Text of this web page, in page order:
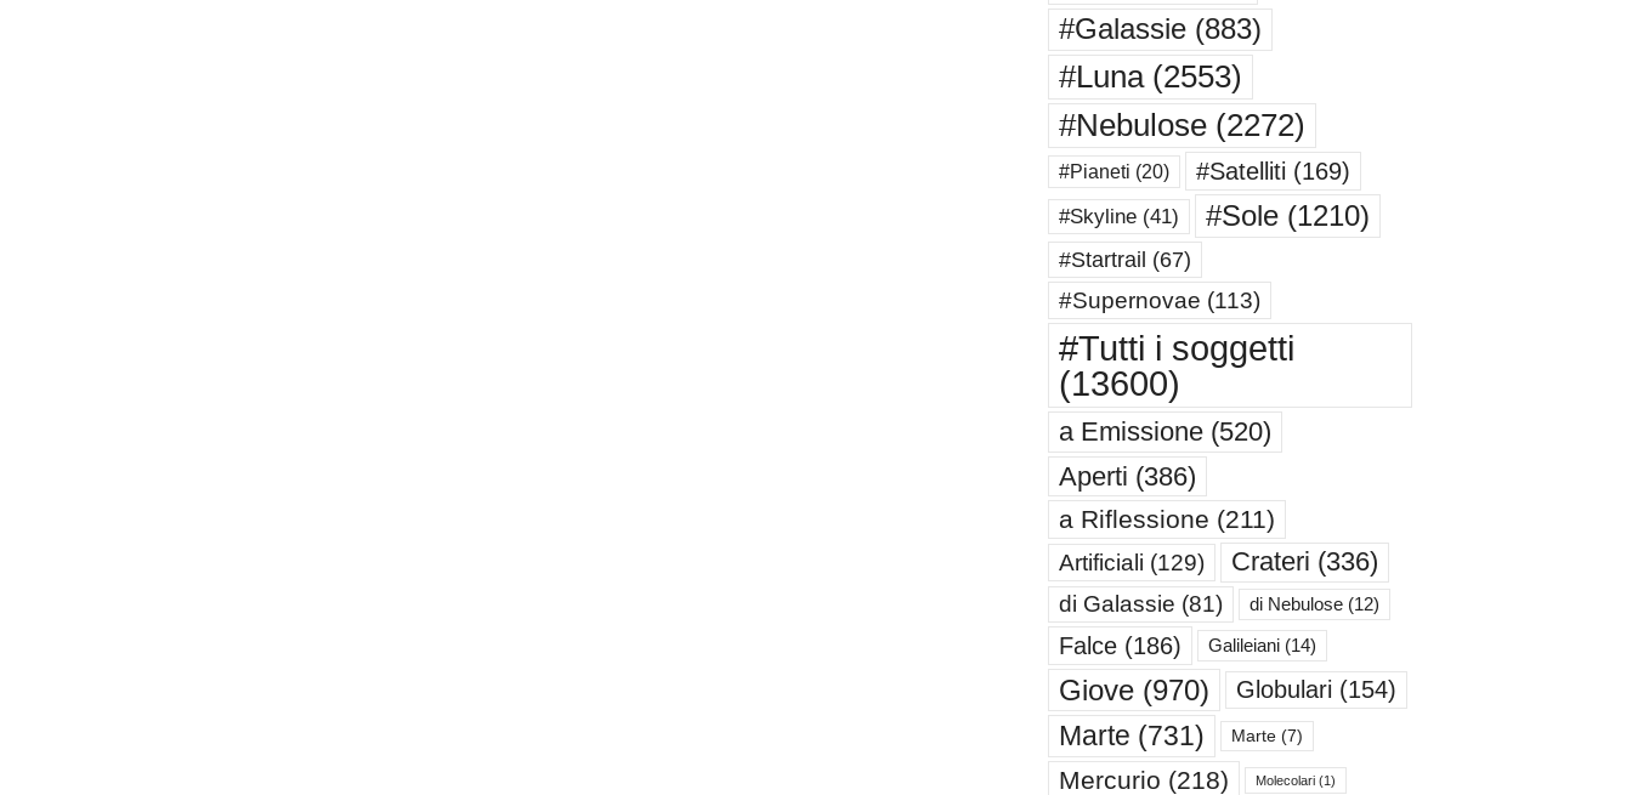
#Galassie(883)
#Luna(2553)
#Nebulose(2272)
#Pianeti (20) #Satelliti (169)
#Skyline(41) #Sole(1210)
#Startrail (67)
#Supernovae (113)
#Tutti i soggetti
(13600)
a Emissione(520)
Aperti (386)
a Riflessione (211)
Artificiali (129) Crateri (336)
di Galassie (81) di Nebulose(12)
Falce(186) Galileiani(14)
Giove(970) Globulari (154)
Marte (731) Marte(7)
Mercurio (218) Molecolari(1)